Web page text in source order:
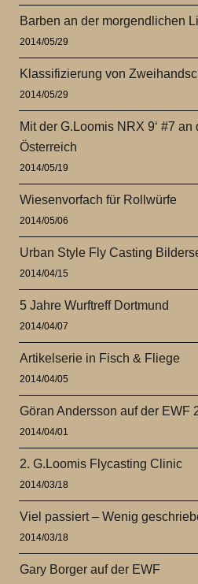
Barben an der morgendlichen
2014/05/29
Klassifizierung von
2014/05/29
Mit der G.Loomis NRX 9‘ #7
Österreich
2014/05/19
Wiesenvorfach für Rollwürfe
2014/05/06
Urban Style Fly Casting
2014/04/15
5 Jahre Wurftreff Dortmund
2014/04/07
Artikelserie in Fisch & Fliege
2014/04/05
Göran Andersson auf der EWF
2014/04/01
2. G.Loomis Flycasting Clinic
2014/03/18
Viel passiert – Wenig
2014/03/18
Gary Borger auf der EWF